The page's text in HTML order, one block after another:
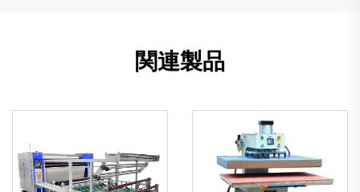
関連製品